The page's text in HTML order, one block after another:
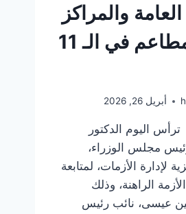
والمراكز
التجارية والمطاعم في الـ 11
أبريل 26, 2026
اليوم الدكتور
مجلس الوزراء،
لإدارة الأزمات، لمتابعة
الراهنة، وذلك
عيسى، نائب رئيس